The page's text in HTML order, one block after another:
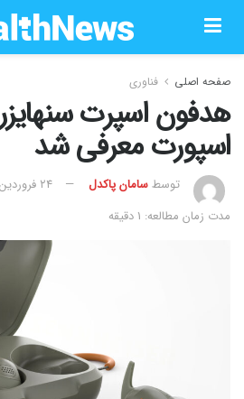
صفحه اصلی فناوری
هدفون اسپرت
اسپورت معرفی شد
توسطسامان پاکدل
۲۴ فروردین ۱۴۰۳
مدت زمان مطالعه: 1 دقیقه